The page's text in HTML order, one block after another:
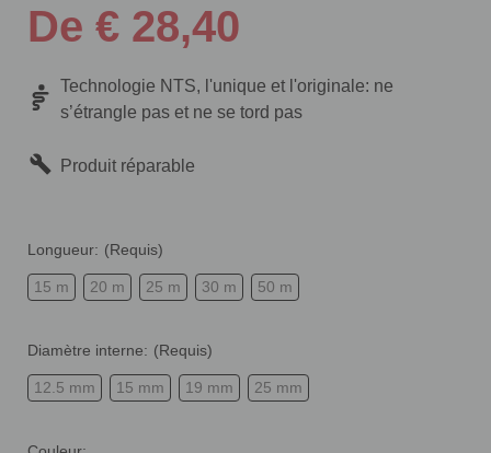
De € 28,40
Technologie NTS, l'unique et l'originale: ne
s’étrangle pas et ne se tord pas
Produit réparable
Longueur: (Requis)
15 m 20 m 25 m 30 m 50 m
Diamètre interne: (Requis)
12.5 mm 15 mm 19 mm 25 mm